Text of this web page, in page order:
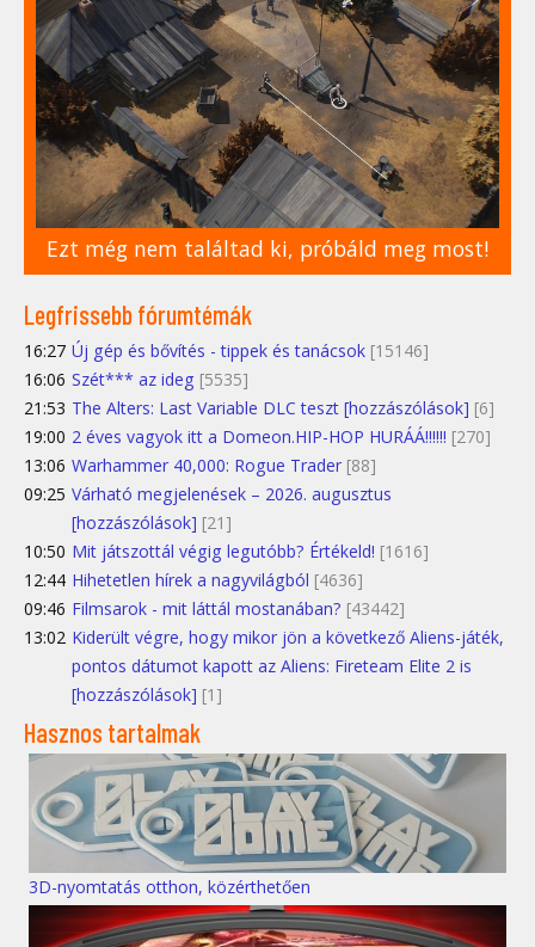
Ezt még nem találtad ki, próbáld meg most!
Legfrissebb fórumtémák
16:27 Új gép és bővítés - tippek és tanácsok [15146]
16:06 Szét*** az ideg [5535]
21:53 The Alters: Last Variable DLC teszt [hozzászólások] [6]
19:00 2 éves vagyok itt a Domeon.HIP-HOP HURÁÁ!!!!!! [270]
13:06 Warhammer 40,000: Rogue Trader [88]
09:25 Várható megjelenések – 2026. augusztus
[hozzászólások] [21]
10:50 Mit játszottál végig legutóbb? Értékeld! [1616]
12:44 Hihetetlen hírek a nagyvilágból [4636]
09:46 Filmsarok - mit láttál mostanában? [43442]
13:02 Kiderült végre, hogy mikor jön a következő Aliens-játék,
pontos dátumot kapott az Aliens: Fireteam Elite 2 is
[hozzászólások] [1]
Hasznos tartalmak
3D-nyomtatás otthon, közérthetően